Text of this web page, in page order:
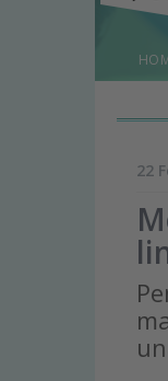
22